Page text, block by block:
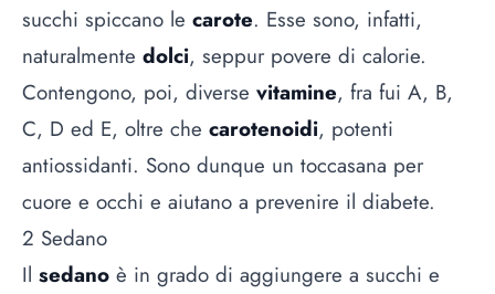
succhi spiccano le carote. Esse sono, infatti,
naturalmente dolci, seppur povere di calorie.
Contengono, poi, diverse vitamine, fra fui A, B,
C, D ed E, oltre che carotenoidi, potenti
antiossidanti. Sono dunque un toccasana per
cuore e occhi e aiutano a prevenire il diabete.
2 Sedano
Il sedano è in grado di aggiungere a succhi e